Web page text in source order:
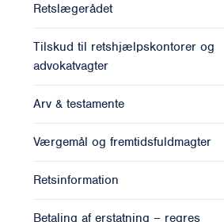
Retslægerådet
Tilskud til retshjælpskontorer og
advokatvagter
Arv & testamente
Værgemål og fremtidsfuldmagter
Retsinformation
Betaling af erstatning – regres